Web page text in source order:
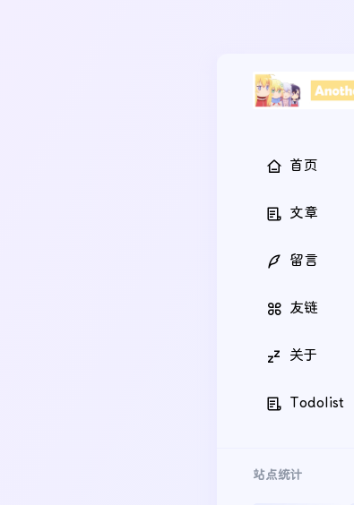
首页
文章
留言
友链
关于
Todolist
站点统计